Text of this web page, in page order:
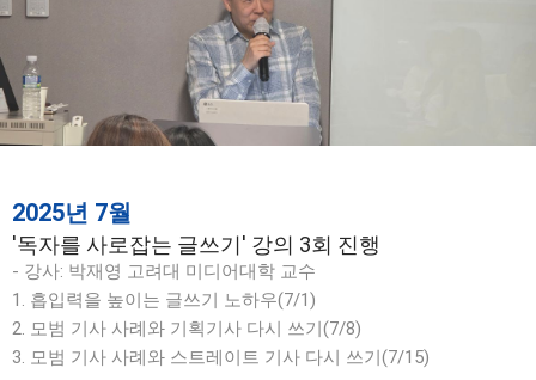
2025년 7월
'독자를 사로잡는 글쓰기' 강의 3회 진행
- 강사: 박재영 고려대 미디어대학 교수
1. 흡입력을 높이는 글쓰기 노하우(7/1)
2. 모범 기사 사례와 기획기사 다시 쓰기(7/8)
3. 모범 기사 사례와 스트레이트 기사 다시 쓰기(7/15)